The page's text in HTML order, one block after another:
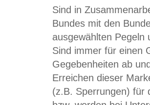
Sind in
Bundes mit den
ausgewählten
Sind immer für einen
Gegebenheiten ab
Erreichen dieser
(z.B. Sperrungen) für